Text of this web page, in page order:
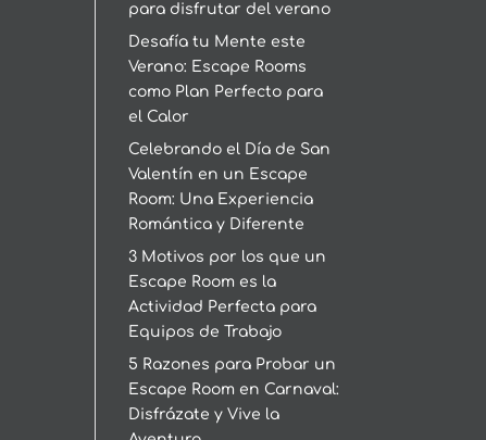
para disfrutar del verano
Desafía tu Mente este
Verano: Escape Rooms
como Plan Perfecto para
el Calor
Celebrando el Día de San
Valentín en un Escape
Room: Una Experiencia
Romántica y Diferente
3 Motivos por los que un
Escape Room es la
Actividad Perfecta para
Equipos de Trabajo
5 Razones para Probar un
Escape Room en Carnaval:
Disfrázate y Vive la